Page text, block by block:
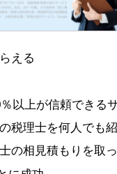
える
以上が信頼できる
税理士を何人でも
の相見積もりを取